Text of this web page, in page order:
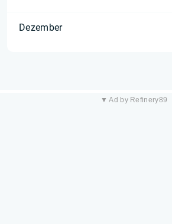
Dezember
▼ Ad by Refinery89